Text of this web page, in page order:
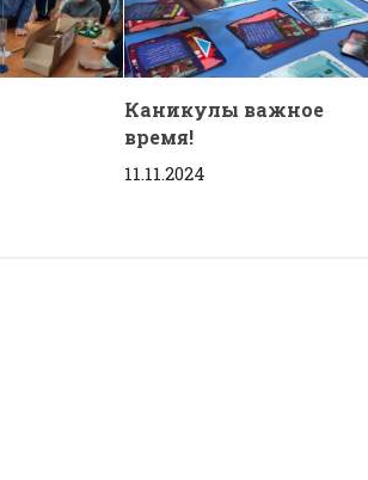
Каникулы важное
время!
11.11.2024